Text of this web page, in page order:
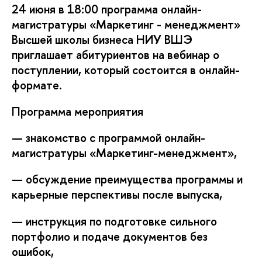
24 июня в 18:00 программа онлайн-
магистратуры «Маркетинг - менеджмент»
ысшей школы бизнеса НИУ ВШЭ
приглашает абитуриентов на вебинар о
поступлении, который состоится в онлайн-
формате.
Программа мероприятия
— знакомство с программой онлайн-
магистратуры «Маркетинг-менеджмент»,
— обсуждение преимущества программы и
карьерные перспективы после выпуска,
— инструкция по подготовке сильного
портфолио и подаче документов без
ошибок,